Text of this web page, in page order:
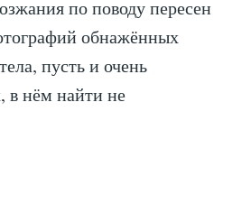
по поводу пересен
обнажённых
пусть и очень
в нём найти не